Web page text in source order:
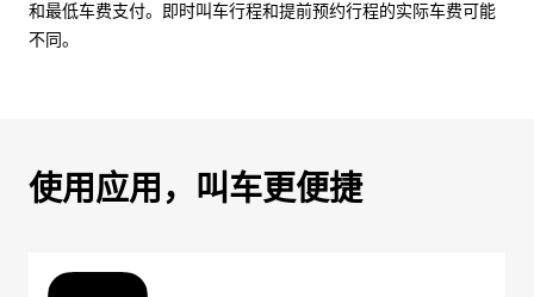
和最低车费支付。即时叫车行程和提前预约行程的实际车费可能
不同。
使用应用，叫车更便捷